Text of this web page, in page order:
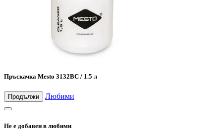
Пръскачка Mesto 3132BC / 1.5 л
Продължи Любими
Не е добавен в любими